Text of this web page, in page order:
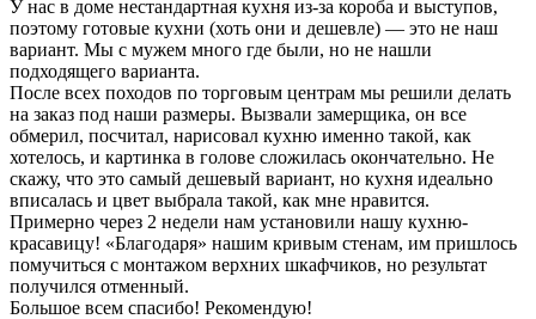
У нас в доме нестандартная кухня из-за короба и выступов,
поэтому готовые кухни (хоть они и дешевле) — это не наш
вариант. Мы с мужем много где были, но не нашли
подходящего варианта.
После всех походов по торговым центрам мы решили делать
на заказ под наши размеры. Вызвали замерщика, он все
обмерил, посчитал, нарисовал кухню именно такой, как
хотелось, и картинка в голове сложилась окончательно. Не
скажу, что это самый дешевый вариант, но кухня идеально
вписалась и цвет выбрала такой, как мне нравится.
Примерно через 2 недели нам установили нашу кухню-
красавицу! «Благодаря» нашим кривым стенам, им пришлось
помучиться с монтажом верхних шкафчиков, но результат
получился отменный.
Большое всем спасибо! Рекомендую!